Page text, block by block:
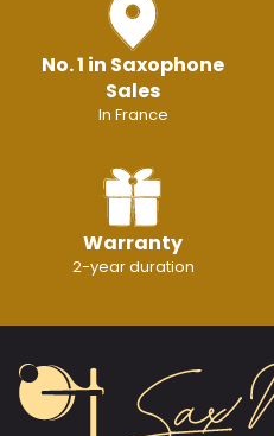
No. 1 in Saxophone
Sales
In France
Warranty
2-year duration